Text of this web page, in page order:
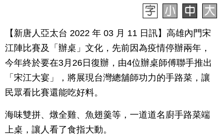
【新唐人亞太台 2022 年 03 月 11 日訊】高雄內門宋
江陣比賽及「辦桌」文化，先前因為疫情停辦兩年，
今年終於要在3月26日復辦，由4位辦桌師傅聯手推出
「宋江大宴」，將展現台灣總舖師功力的手路菜，讓
民眾看比賽還能吃好料。
海味雙拼、燉全雞、魚翅羹等，一道道名廚手路菜端
上桌，讓人看了食指大動。